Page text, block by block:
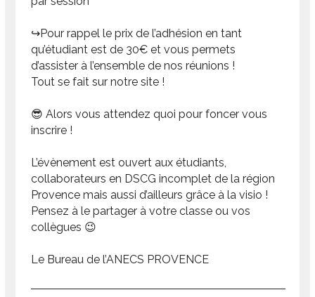
↪️Pour rappel le prix de l’adhésion en tant
qu’étudiant est de 30€ et vous permets
d’assister à l’ensemble de nos réunions !
Tout se fait sur notre site !
😎 Alors vous attendez quoi pour foncer vous
inscrire !
L’évènement est ouvert aux étudiants,
collaborateurs en DSCG incomplet de la région
Provence mais aussi d’ailleurs grâce à la visio !
Pensez à le partager à votre classe ou vos
collègues 😉
Le Bureau de l’ANECS PROVENCE